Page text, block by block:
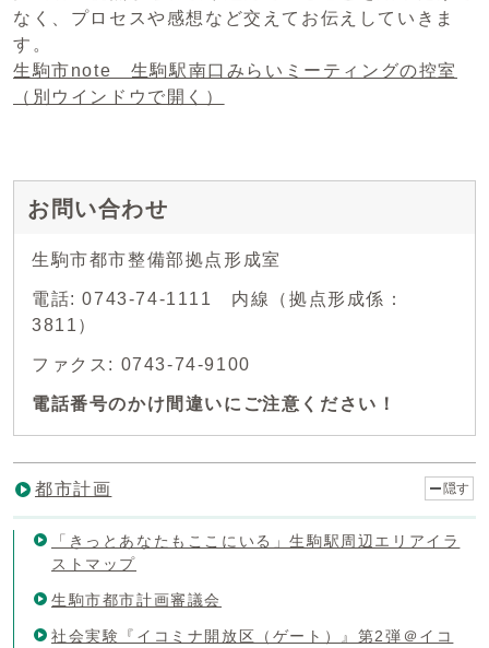
なく、プロセスや感想など交えてお伝えしていきま
す。
生駒市note 生駒駅南口みらいミーティングの控室
（別ウインドウで開く）
お問い合わせ
生駒市都市整備部拠点形成室
電話: 0743-74-1111 内線（拠点形成係：
3811）
ファクス: 0743-74-9100
電話番号のかけ間違いにご注意ください！
都市計画 隠す
「きっとあなたもここにいる」生駒駅周辺エリアイラ
ストマップ
生駒市都市計画審議会
社会実験『イコミナ開放区（ゲート）』第2弾＠イコ